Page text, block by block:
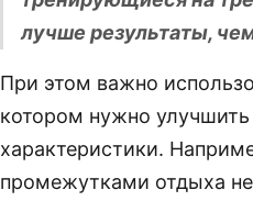
лучше результаты,
При этом важно
котором нужно улучшить
характеристики.
промежутками отдыха не